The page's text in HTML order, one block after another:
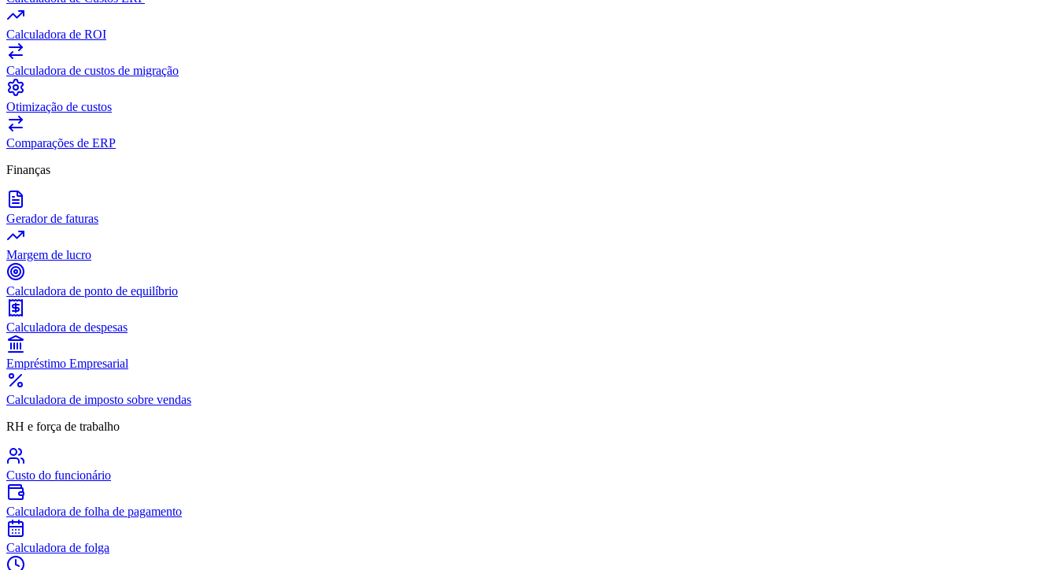
Calculadora de ROI
Calculadora de custos de migração
Otimização de custos
Comparações de ERP
Finanças
Gerador de faturas
Margem de lucro
Calculadora de ponto de equilíbrio
Calculadora de despesas
Empréstimo Empresarial
Calculadora de imposto sobre vendas
RH e força de trabalho
Custo do funcionário
Calculadora de folha de pagamento
Calculadora de folga